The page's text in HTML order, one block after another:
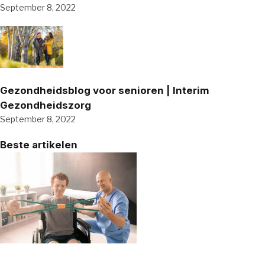
September 8, 2022
Gezondheidsblog voor senioren | Interim
Gezondheidszorg
September 8, 2022
Beste artikelen